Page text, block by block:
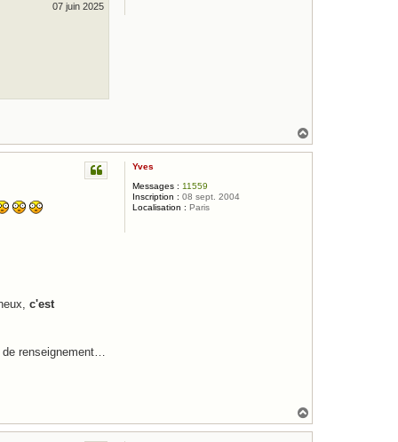
07 juin 2025
a
Yves
Messages : 11559
Inscription : 08 sept. 2004
Localisation : Paris
c'est
renseignement…
a